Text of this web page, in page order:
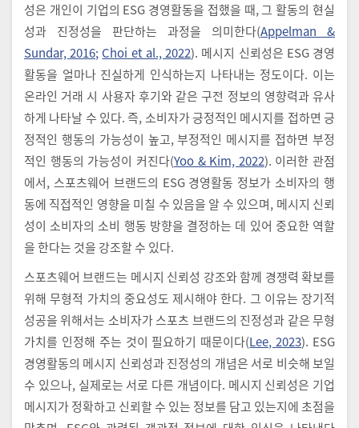
성은 개인이 기업의 ESG 경영활동을 접했을 때, 그 활동의 현실
성과 진정성을 판단하는 과정을 의미한다(Appelman &
Sundar, 2016; Choi et al., 2022). 메시지 신뢰성은 ESG 경영
활동을 얼마나 진실하게 인식하는지 나타내는 정도이다. 이는
온라인 거래 시 사용자 후기와 같은 구전 정보의 영향력과 유사
하게 나타날 수 있다. 즉, 소비자가 긍정적인 메시지를 접하면 긍
정적인 행동의 가능성이 높고, 부정적인 메시지를 접하면 부정
적인 행동의 가능성이 커진다(Yoo & Kim, 2022). 이러한 관점
에서, 스포츠웨어 브랜드의 ESG 경영활동 정보가 소비자의 행
동에 직접적인 영향을 미칠 수 있음을 알 수 있으며, 메시지 신뢰
성이 소비자의 소비 행동 방향을 결정하는 데 있어 중요한 역할
을 한다는 것을 강조할 수 있다.
스포츠웨어 브랜드는 메시지 신뢰성 강조와 함께 경쟁력 확보를
위해 무형적 가치의 중요성도 제시해야 한다. 그 이유는 장기적
성공을 위해서는 소비자가 스포츠 브랜드의 진정성과 같은 무형
가치를 인정해 주는 것이 필요하기 때문이다(Lee, 2023). ESG
경영활동의 메시지 신뢰성과 진정성의 개념은 서로 비슷해 보일
수 있으나, 실제로는 서로 다른 개념이다. 메시지 신뢰성은 기업
메시지가 정확하고 신뢰할 수 있는 정보를 담고 있는지에 초점을